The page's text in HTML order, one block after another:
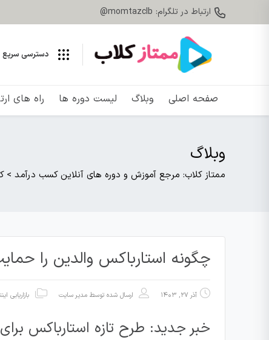
ارتباط در تلگرام: momtazclb@
دسترسی سریع
صفحه اصلی وبلاگ لیست دوره ها راه های
وبلاگ
ممتاز کلاب: مرجع آموزش و دوره های آنلاین کسب درآمد >
چگونه استارباکس والدین را
آذر ۲۷, ۱۴۰۳ ارسال شده توسط مدیر سایت بازاریابی
خبر جدید: طرح تازه استارباکس